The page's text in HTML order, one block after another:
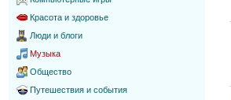
Красота и здоровье
Люди и блоги
Музыка
Общество
Путешествия и события